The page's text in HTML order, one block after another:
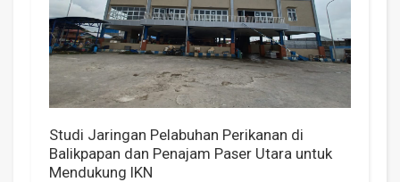
Studi Jaringan Pelabuhan Perikanan di
Balikpapan dan Penajam Paser Utara untuk
Mendukung IKN